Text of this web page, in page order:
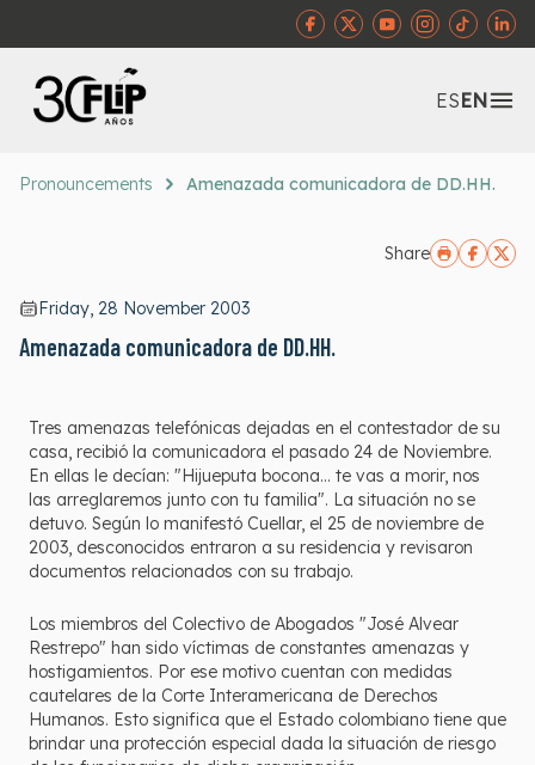
ESEN
Pronouncements Amenazada comunicadora de DD.HH.
Share
Friday, 28 November 2003
Amenazada comunicadora de DD.HH.
Tres amenazas telefónicas dejadas en el contestador de su
casa, recibió la comunicadora el pasado 24 de Noviembre.
En ellas le decían: "Hijueputa bocona... te vas a morir, nos
las arreglaremos junto con tu familia". La situación no se
detuvo. Según lo manifestó Cuellar, el 25 de noviembre de
2003, desconocidos entraron a su residencia y revisaron
documentos relacionados con su trabajo.
Los miembros del Colectivo de Abogados "José Alvear
Restrepo" han sido víctimas de constantes amenazas y
hostigamientos. Por ese motivo cuentan con medidas
cautelares de la Corte Interamericana de Derechos
Humanos. Esto significa que el Estado colombiano tiene que
brindar una protección especial dada la situación de riesgo